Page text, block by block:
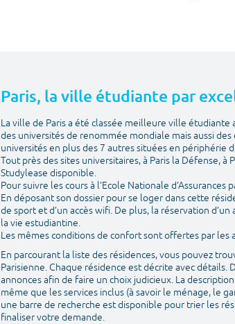
Paris, la ville étudiante par
La ville de Paris a été classée meilleure ville
des universités de renommée mondiale mais aussi
universités en plus des 7 autres situées en périphérie
Tout près des sites universitaires, à Paris la Défense,
Studylease disponible.
Pour suivre les cours à l’Ecole Nationale
En déposant son dossier pour se loger dans cette
de sport et d’un accès wifi. De plus, la réservation
la vie estudiantine.
Les mêmes conditions de confort sont offertes par les
En parcourant la liste des résidences, vous pouvez
Parisienne. Chaque résidence est décrite avec
annonces afin de faire un choix judicieux. La
même que les services inclus (à savoir le ménage, le
une barre de recherche est disponible pour trier les
finaliser votre demande.